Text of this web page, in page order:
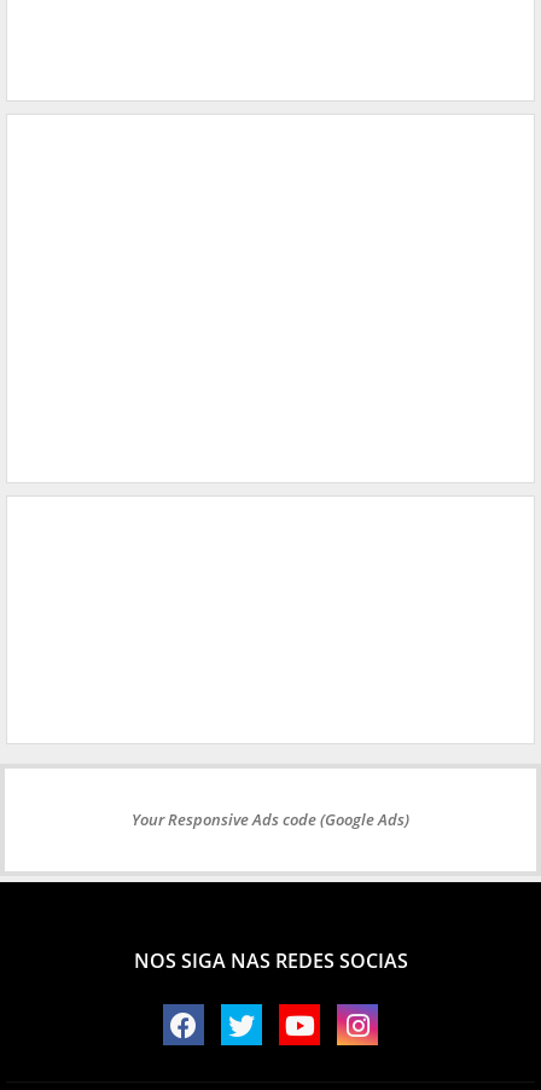
Your Responsive Ads code (Google Ads)
NOS SIGA NAS REDES SOCIAS